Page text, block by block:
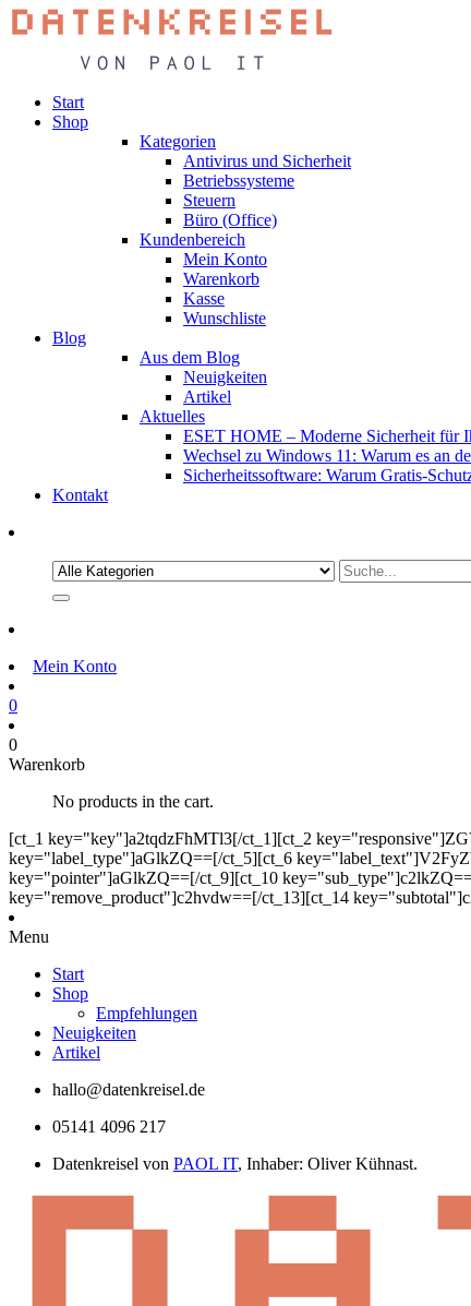
Start
Shop
Kategorien
Antivirus und Sicherheit
Betriebssysteme
Steuern
Büro (Office)
Kundenbereich
Mein Konto
Warenkorb
Kasse
Wunschliste
Blog
Aus dem Blog
Neuigkeiten
Artikel
Aktuelles
ESET HOME – Moderne Sicherheit für
Wechsel zu Windows 11: Warum es an
Sicherheitssoftware: Warum Gratis-
Kontakt
Mein Konto
0
0
Warenkorb
No products in the cart.
[ct_1 key="key"]a2tqdzFhMTl3[/ct_1][ct_2
key="label_type"]aGlkZQ==[/ct_5][ct_6
key="pointer"]aGlkZQ==[/ct_9][ct_10
key="remove_product"]c2hvdw==[/ct_13][ct_14
Menu
Start
Shop
Empfehlungen
Neuigkeiten
Artikel
hallo@datenkreisel.de
05141 4096 217
Datenkreisel von PAOL IT, Inhaber: Oliver Kühnast.